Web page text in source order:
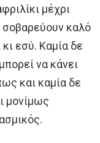
μέχρι
σοβαρεύουν καλό
εσύ. Καμία δε
να κάνει
και καμία δε
μονίμως